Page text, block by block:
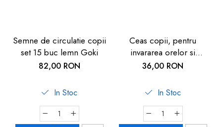
Semne de circulatie copii
set 15 buc lemn Goki
82,00 RON
In Stoc
Ceas copii, pentru
invararea orelor si
minutelor, de lemn, 5
36,00 RON
In Stoc